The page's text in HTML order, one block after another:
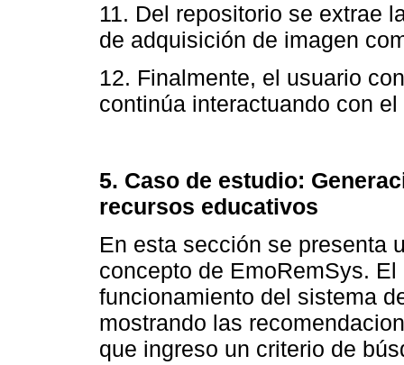
11. Del repositorio se extrae
de adquisición de imagen
12. Finalmente, el usuario
continúa interactuando con
5. Caso de estudio:
recursos educativos
En esta sección se presenta
concepto de EmoRemSys.
funcionamiento del sistema
mostrando las
que ingreso un criterio de